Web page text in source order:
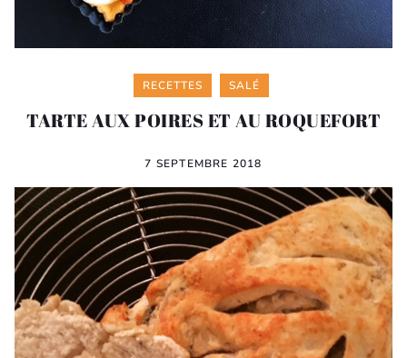
Categories
RECETTES SALÉ
TARTE AUX POIRES ET AU ROQUEFORT
7 SEPTEMBRE 2018